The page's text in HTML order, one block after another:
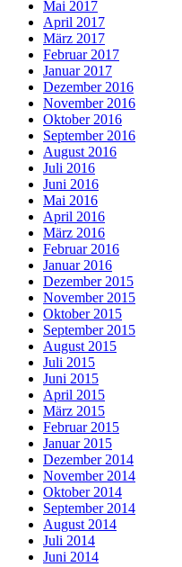
Mai 2017
April 2017
März 2017
Februar 2017
Januar 2017
Dezember 2016
November 2016
Oktober 2016
September 2016
August 2016
Juli 2016
Juni 2016
Mai 2016
April 2016
März 2016
Februar 2016
Januar 2016
Dezember 2015
November 2015
Oktober 2015
September 2015
August 2015
Juli 2015
Juni 2015
April 2015
März 2015
Februar 2015
Januar 2015
Dezember 2014
November 2014
Oktober 2014
September 2014
August 2014
Juli 2014
Juni 2014